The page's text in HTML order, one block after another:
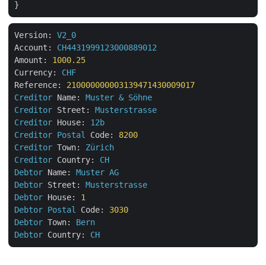
Version: V2_0
Account: CH4431999123000889012
Amount: 1000.25
Currency: CHF
Reference: 210000000003139471430009017
Creditor Name: Muster & Söhne
Creditor Street: Musterstrasse
Creditor House: 12b
Creditor Postal Code: 8200
Creditor Town: Zürich
Creditor Country: CH
Debtor Name: Muster AG
Debtor Street: Musterstrasse
Debtor House:
Debtor Postal Code: 3030
Debtor Town: Bern
Debtor Country: CH